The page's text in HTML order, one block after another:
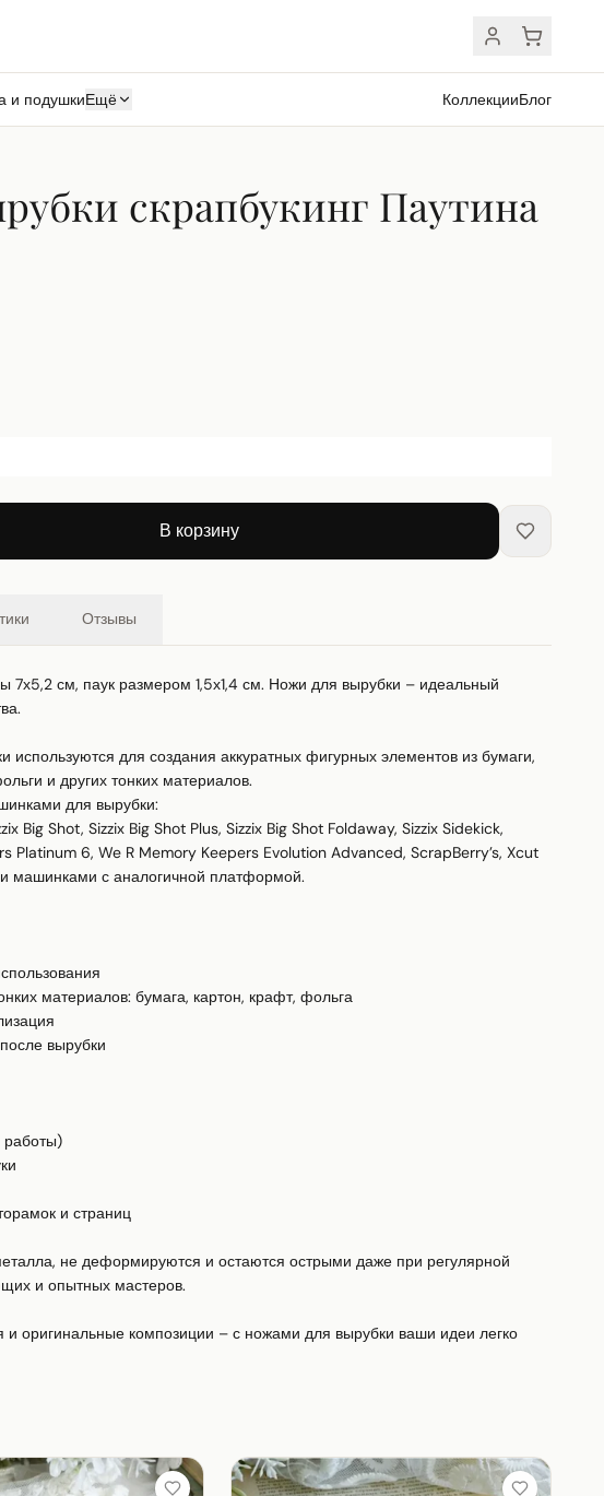
и подушкиЕщё КоллекцииБлог
скрапбукинг Паутина
В корзину
Отзывы
7х5,2 см, паук размером 1,5х1,4 см. Ножи для вырубки – идеальный
используются для создания аккуратных фигурных элементов из бумаги,
и других тонких материалов.
для вырубки:
Big Shot, Sizzix Big Shot Plus, Sizzix Big Shot Foldaway, Sizzix Sidekick,
Platinum 6, We R Memory Keepers Evolution Advanced, ScrapBerry’s, Xcut
машинками с аналогичной платформой.
материалов: бумага, картон, крафт, фольга
вырубки
работы)
и страниц
не деформируются и остаются острыми даже при регулярной
и опытных мастеров.
и оригинальные композиции – с ножами для вырубки ваши идеи легко